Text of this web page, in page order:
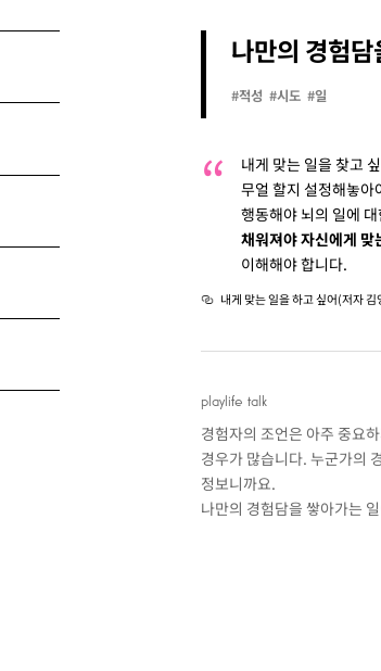
나만의 경험담
#적성 #시도 #일
내게 맞는 일을 찾고
무얼 할지 설정해놓아
행동해야 뇌의 일에
채워져야 자신에게 맞
이해해야 합니다.
내게 맞는 일을 하고 싶어(저자
playlife talk
경험자의 조언은 아주 중요
경우가 많습니다. 누군가의
정보니까요.
나만의 경험담을 쌓아가는